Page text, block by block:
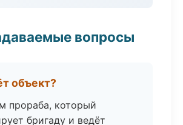
вопросы
объект?
прораба, который
бригаду и ведёт